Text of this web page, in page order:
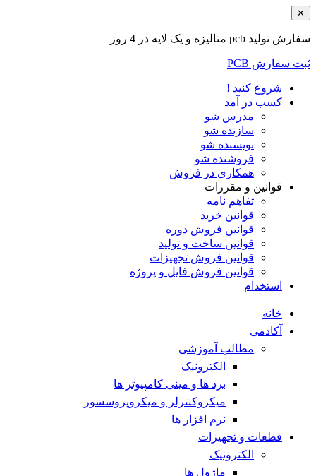
✕
سفارش تولید pcb متالیزه و یک لایه در 4 روز
ثبت سفارش PCB
شروع کنید !
کسب در آمد
مدرس شو
سازنده شو
نویسنده شو
فروشنده شو
همکاری در فروش
قوانین و مقررات
تفاهم نامه
قوانین خرید
قوانین فروش دوره
قوانین ساخت و تولید
قوانین فروش تجهیزات
قوانین فروش فایل و پروژه
استخدام
خانه
آکادمی
مطالب آموزشی
الکترونیک
برد ها و مینی کامپیوتر ها
میکروکنترلر و میکروپروسسور
نرم افزار ها
قطعات و تجهیزات
الکترونیک
ماژول ها